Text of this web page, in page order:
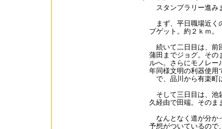
スタンプラリー進み
まず、平日職場近く
プゲット。約２ｋｍ。
続いて二日目は、前
蒲田までジョグ。その
ルへ。さらにモノレ
年同様文明の利器使用
で、品川から有楽町
そして三日目は、池
久経由で田端。そのま
なんとなく道が分か
予想がついているので